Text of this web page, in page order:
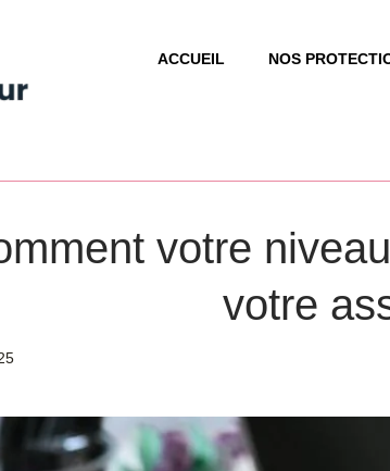
ACCUEIL NOS
votre
votre